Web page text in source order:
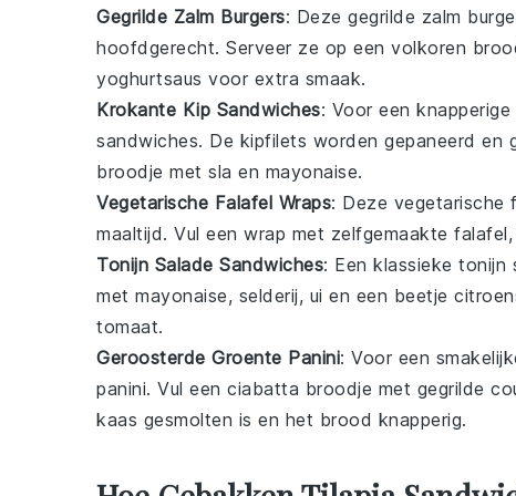
Gegrilde Zalm Burgers: Deze gegrilde zalm
hoofdgerecht. Serveer ze op een volkoren
yoghurtsaus voor extra smaak.
Krokante Kip Sandwiches: Voor een
sandwiches. De kipfilets worden gepaneerd en
broodje met sla en mayonaise.
Vegetarische Falafel Wraps: Deze vegetarische
maaltijd. Vul een wrap met zelfgemaakte falafel,
Tonijn Salade Sandwiches: Een klassieke tonijn
met mayonaise, selderij, ui en een beetje
tomaat.
Geroosterde Groente Panini: Voor een
panini. Vul een ciabatta broodje met gegrilde
kaas gesmolten is en het brood knapperig.